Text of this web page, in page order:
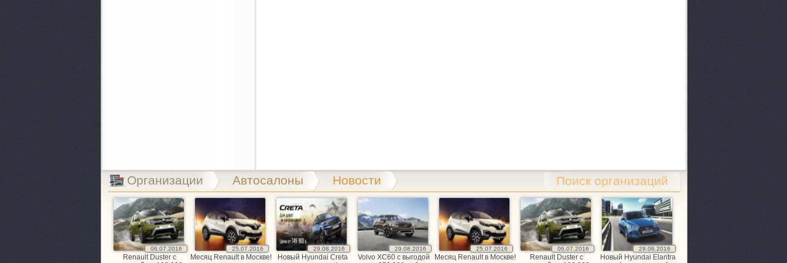
Поиск организаций
Организации Автосалоны Новости
06.07.2016
Renault Duster с
25.07.2016
Месяц Renault в Москве!
29.08.2016
Новый Hyundai Creta
29.08.2016
Volvo XC60 c выгодой
25.07.2016
Месяц Renault в Москве!
06.07.2016
Renault Duster с
29.06.2016
Новый Hyundai Elantra